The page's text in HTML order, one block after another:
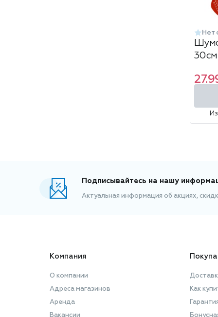
Нет
30см
Подписывайтесь на нашу
Актуальная информация об акциях,
Компания
О компании
Адреса магазинов
Аренда
Вакансии
Как